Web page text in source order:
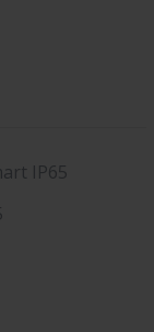
IP65